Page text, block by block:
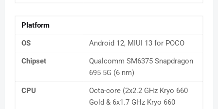
Platform
OS Android 12, MIUI 13 for POCO
Chipset
Qualcomm SM6375 Snapdragon
695 5G (6 nm)
CPU
Octa-core (2x2.2 GHz Kryo 660
Gold & 6x1.7 GHz Kryo 660